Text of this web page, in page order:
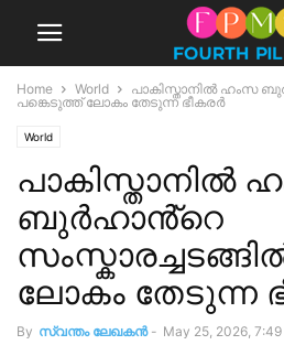
Home World
പാകിസ്താനിൽ ഹംസ
പങ്കെടുത്ത് ലോകം തേടുന്ന ഭീകരർ
World
പാകിസ്താനിൽ
ബുർഹാൻ്റെ
ലോകം തേടുന്ന
By സ്വന്തം ലേഖകന്‍ - May 25, 2026, 7:49